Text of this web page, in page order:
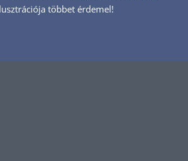
többet érdemel!